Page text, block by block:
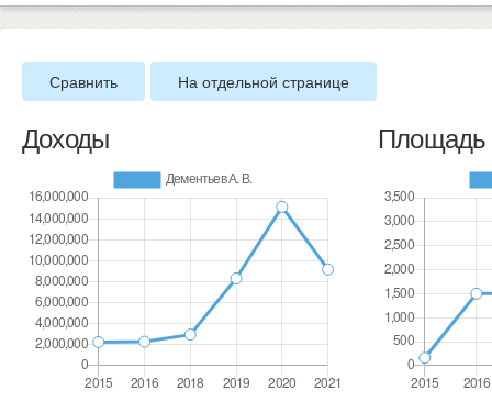
Сравнить На отдельной странице
Доходы Площадь